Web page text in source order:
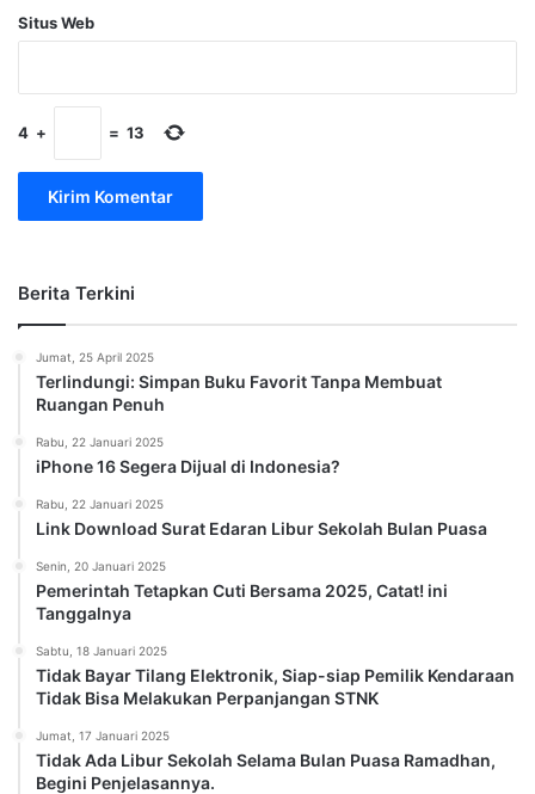
Situs Web
4 + = 13
Berita Terkini
Jumat, 25 April 2025
Terlindungi: Simpan Buku Favorit Tanpa Membuat
Ruangan Penuh
Rabu, 22 Januari 2025
iPhone 16 Segera Dijual di Indonesia?
Rabu, 22 Januari 2025
Link Download Surat Edaran Libur Sekolah Bulan Puasa
Senin, 20 Januari 2025
Pemerintah Tetapkan Cuti Bersama 2025, Catat! ini
Tanggalnya
Sabtu, 18 Januari 2025
Tidak Bayar Tilang Elektronik, Siap-siap Pemilik Kendaraan
Tidak Bisa Melakukan Perpanjangan STNK
Jumat, 17 Januari 2025
Tidak Ada Libur Sekolah Selama Bulan Puasa Ramadhan,
Begini Penjelasannya.